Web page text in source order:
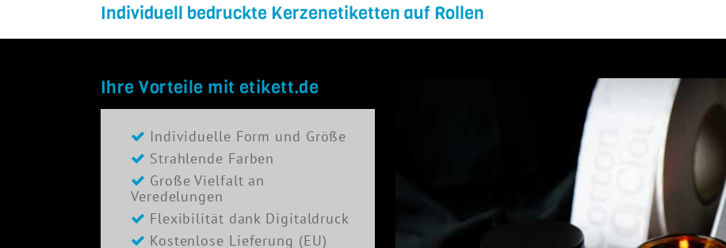
Individuell bedruckte Kerzenetiketten auf Rollen
Ihre Vorteile mit etikett.de
Individuelle Form und Größe
Strahlende Farben
Große Vielfalt an
Veredelungen
Flexibilität dank Digitaldruck
Kostenlose Lieferung (EU)